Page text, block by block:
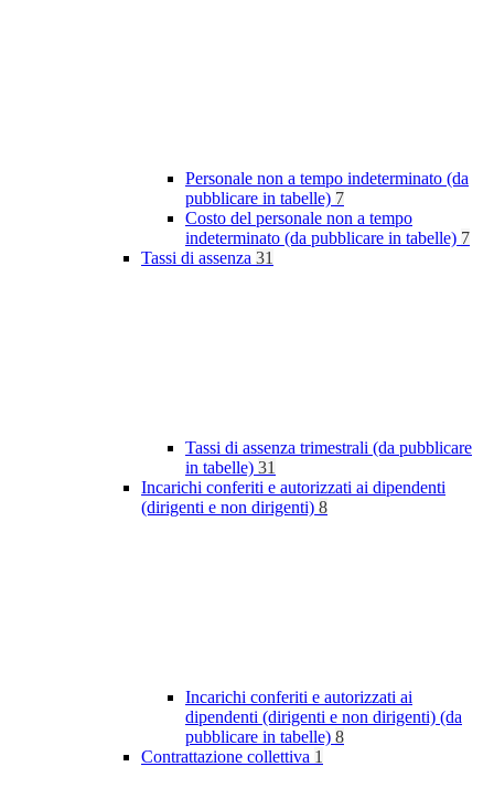
Personale non a tempo indeterminato (da
pubblicare in tabelle) 7
Costo del personale non a tempo
indeterminato (da pubblicare in tabelle) 7
Tassi di assenza 31
Tassi di assenza trimestrali (da pubblicare
in tabelle) 31
Incarichi conferiti e autorizzati ai dipendenti
(dirigenti e non dirigenti) 8
Incarichi conferiti e autorizzati ai
dipendenti (dirigenti e non dirigenti) (da
pubblicare in tabelle) 8
Contrattazione collettiva 1